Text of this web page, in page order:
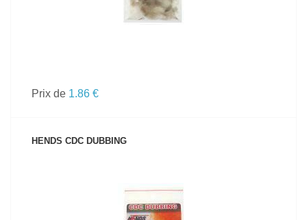
Prix de 1.86 €
HENDS CDC DUBBING
VOIR LE PRODUIT